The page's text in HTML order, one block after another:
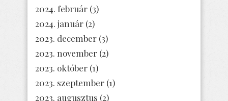
2024. február (3)
2024. január (2)
2023. december (3)
2023. november (2)
2023. október (1)
2023. szeptember (1)
2023. augusztus (2)